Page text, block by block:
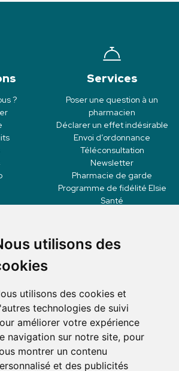
utilisons des
utilisons des cookies et
technologies de suivi
améliorer votre expérience
navigation sur notre site, pour
montrer un contenu
et des publicités
?
Services
Poser une question à un
pharmacien
Déclarer un effet indésirable
Envoi d’ordonnance
Téléconsultation
Newsletter
Pharmacie de garde
Programme de fidélité Elsie
Santé
Mode de livraison